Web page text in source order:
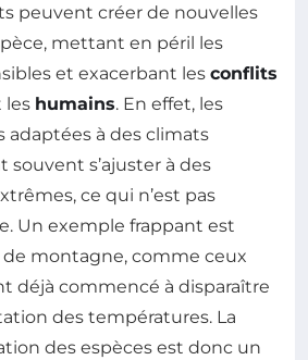
peuvent créer de nouvelles
mettant en péril les
et exacerbant les conflits
les humains. En effet, les
adaptées à des climats
s’ajuster à des
ce qui n’est pas
Un exemple frappant est
de montagne, comme ceux
déjà commencé à disparaître
des températures. La
des espèces est donc un